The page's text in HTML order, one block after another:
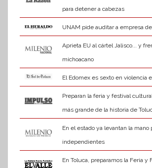
para detener a cabezas
UNAM pide auditar a empresa
Aprieta EU al cártel Jalisco... y
michoacano
El Edomex es sexto en violencia
Preparan la feria y festival
más grande de la historia de
En el estado ya levantan la mano
independientes
En Toluca, preparamos la Feria y